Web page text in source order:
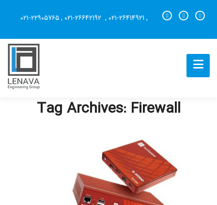
, ۰۲۱-26414921 ,
,۰۲۱-۲۲۹۰۵7۶۵
Tag Archives: Firewall